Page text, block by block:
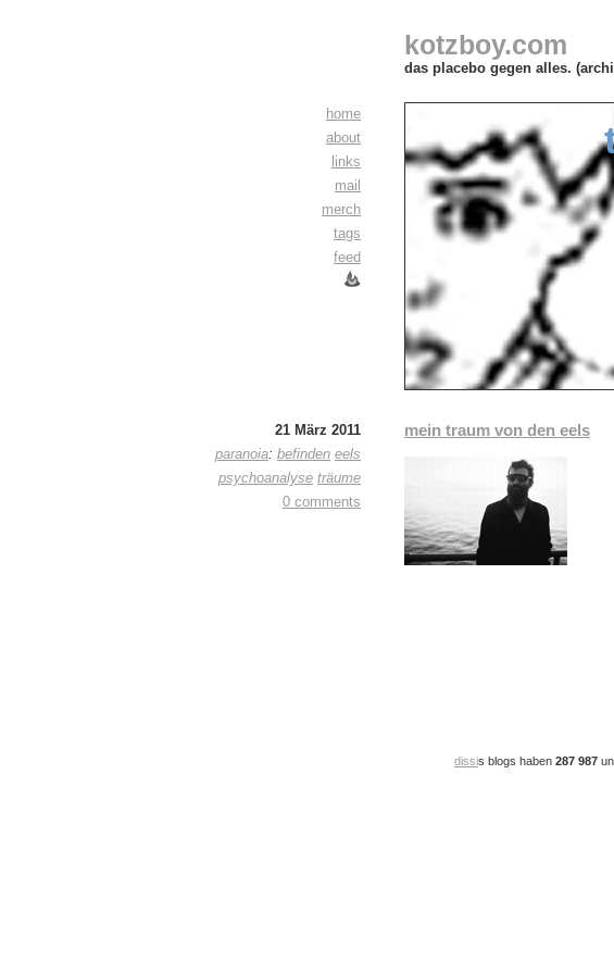
kotzboy.com
das placebo gegen alles.
home
about
links
mail
merch
tags
feed
21 März 2011
paranoia: befinden eels
psychoanalyse träume
0 comments
mein traum von den eels
dissis blogs haben 287 987